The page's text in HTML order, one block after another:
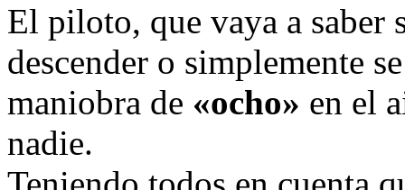
El piloto, que vaya a saber
descender o simplemente
maniobra de «ocho» en el
nadie.